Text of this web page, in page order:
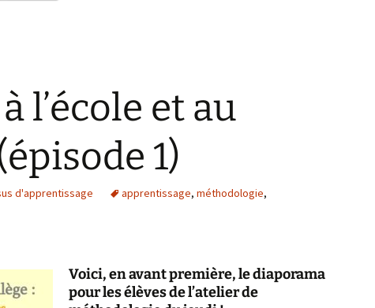
l’école et au
1)
d'apprentissage apprentissage, méthodologie,
Voici, en avant première, le diaporama
pour les élèves de l’atelier de